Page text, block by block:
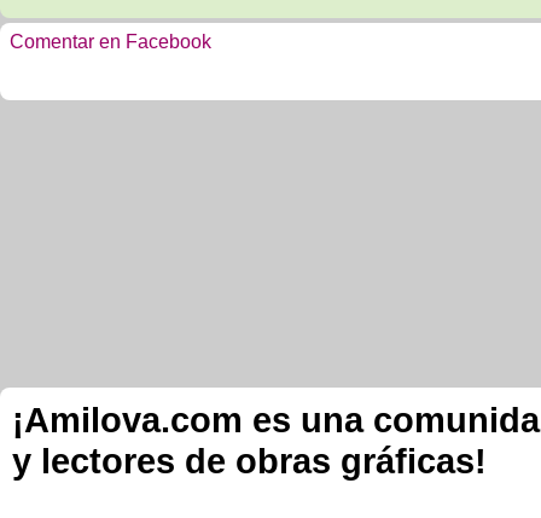
Comentar en Facebook
¡Amilova.com es una
y lectores de obras gráficas!